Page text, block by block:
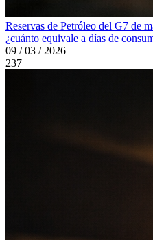
Reservas de Petróleo del G7 de
¿cuánto equivale a días de
09 / 03 / 2026
237